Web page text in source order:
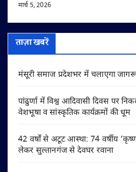
मार्च 5, 2026
ताज़ा खबरें
मंसूरी समाज प्रदेशभर में चलाएगा
पांढुर्णा में विश्व आदिवासी दिवस पर
वेशभूषा व सांस्कृतिक कार्यक्रमों की धूम
42 वर्षों से अटूट आस्था: 74 वर्षीय
लेकर सुल्तानगंज से देवघर रवाना